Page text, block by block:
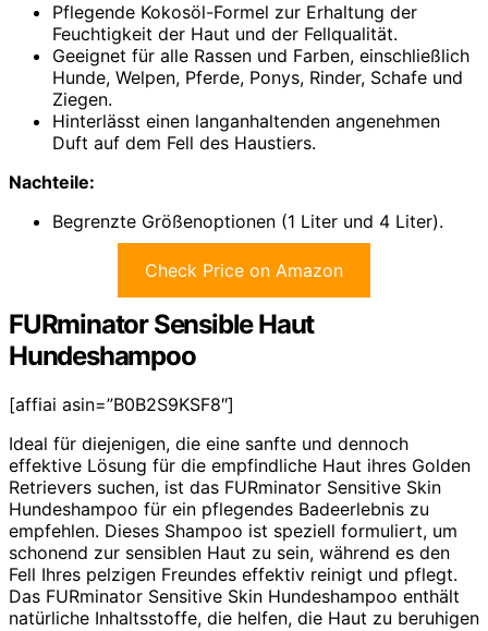
Pflegende Kokosöl-Formel zur Erhaltung der
Feuchtigkeit der Haut und der Fellqualität.
Geeignet für alle Rassen und Farben, einschließlich
Hunde, Welpen, Pferde, Ponys, Rinder, Schafe und
Ziegen.
Hinterlässt einen langanhaltenden angenehmen
Duft auf dem Fell des Haustiers.
Nachteile:
Begrenzte Größenoptionen (1 Liter und 4 Liter).
Check Price on Amazon
FURminator Sensible Haut
Hundeshampoo
[affiai asin=”B0B2S9KSF8″]
Ideal für diejenigen, die eine sanfte und dennoch
effektive Lösung für die empfindliche Haut ihres Golden
Retrievers suchen, ist das FURminator Sensitive Skin
Hundeshampoo für ein pflegendes Badeerlebnis zu
empfehlen. Dieses Shampoo ist speziell formuliert, um
schonend zur sensiblen Haut zu sein, während es den
Fell Ihres pelzigen Freundes effektiv reinigt und pflegt.
Das FURminator Sensitive Skin Hundeshampoo enthält
natürliche Inhaltsstoffe, die helfen, die Haut zu beruhigen